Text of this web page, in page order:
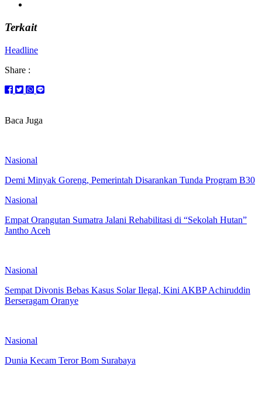
Terkait
Headline
Share :
Baca Juga
Nasional
Demi Minyak Goreng, Pemerintah Disarankan Tunda Program B30
Nasional
Empat Orangutan Sumatra Jalani Rehabilitasi di “Sekolah Hutan”
Jantho Aceh
Nasional
Sempat Divonis Bebas Kasus Solar Ilegal, Kini AKBP Achiruddin
Berseragam Oranye
Nasional
Dunia Kecam Teror Bom Surabaya